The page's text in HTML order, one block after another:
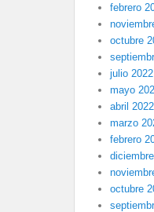
febrero
octubre
julio 2022
mayo
abril 2022
marzo
febrero
octubre